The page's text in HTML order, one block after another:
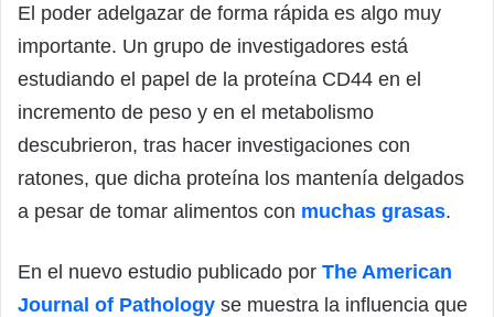
El poder adelgazar de forma rápida es algo muy
importante. Un grupo de investigadores está
estudiando el papel de la proteína CD44 en el
incremento de peso y en el metabolismo
descubrieron, tras hacer investigaciones con
ratones, que dicha proteína los mantenía delgados
a pesar de tomar alimentos con muchas grasas.
En el nuevo estudio publicado por The American
Journal of Pathology se muestra la influencia que